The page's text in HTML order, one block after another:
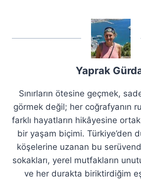
Yaprak
Sınırların ötesine geçmek,
görmek değil; her coğrafyanın
farklı hayatların hikâyesine
bir yaşam biçimi. Türkiye’den
köşelerine uzanan bu
sokakları, yerel mutfakların
ve her durakta biriktirdiğim